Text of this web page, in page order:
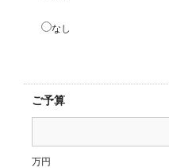
なし
ご予算
万円